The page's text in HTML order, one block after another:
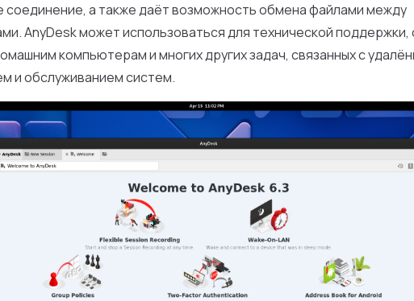
соединение, а также даёт возможность обмена файлами между
AnyDesk может использоваться для технической поддержки,
компьютерам и многих других задач, связанных с
и обслуживанием систем.